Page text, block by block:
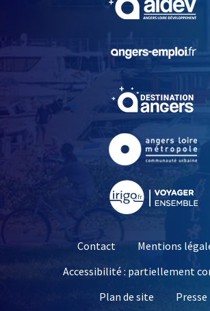
,
,
Contact
Mentions
Accessibilité : partiellement
Plan de site
Presse